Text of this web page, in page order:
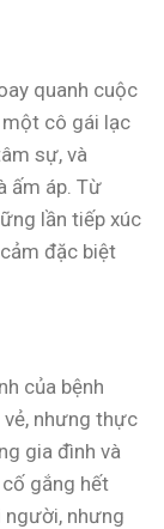
quanh cuộc
cô gái lạc
sự, và
ấm áp. Từ
lần tiếp xúc
đặc biệt
của bệnh
vẻ, nhưng thực
gia đình và
gắng hết
nhưng